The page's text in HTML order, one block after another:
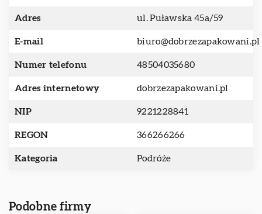
Adres ul. Puławska 45a/59
E-mail biuro@dobrzezapakowani.pl
Numer telefonu 48504035680
Adres internetowy dobrzezapakowani.pl
NIP 9221228841
REGON 366266266
Kategoria Podróże
Podobne firmy